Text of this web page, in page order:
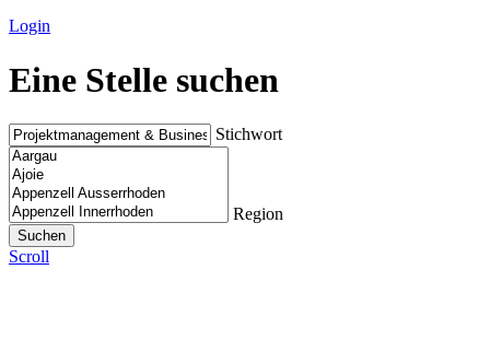
Login
Eine Stelle suchen
Stichwort
Region
Scroll